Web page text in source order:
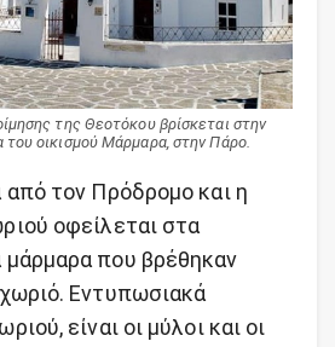
της Θεοτόκου βρίσκεται στην
του οικισμού Μάρμαρα, στην Πάρο.
από τον Πρόδρομο και η
οφείλεται στα
μάρμαρα που βρέθηκαν
Εντυπωσιακά
είναι οι μύλοι και οι